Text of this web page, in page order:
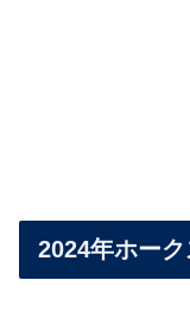
2024年ホー